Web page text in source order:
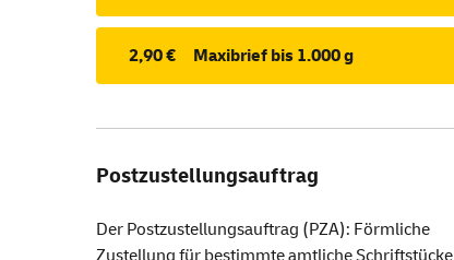
2,90 € Maxibrief bis 1.000 g
Postzustellungsauftrag
Der Postzustellungsauftrag (PZA): Förmliche
Zustellung für bestimmte amtliche Schriftstücke